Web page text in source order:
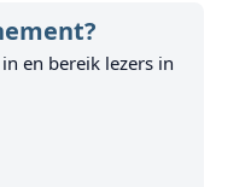
en bereik lezers in